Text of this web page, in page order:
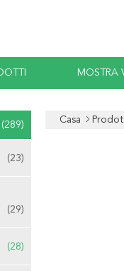
MOSTRA
(289)
(23)
(29)
(28)
Casa